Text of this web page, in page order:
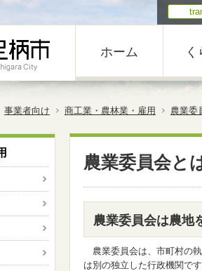
ホーム
事業者向け 商工業・農林業・雇用 農業委
農業委員会と
農業委員会は農地
農業委員会は、市町村の
は別の独立した行政機関で